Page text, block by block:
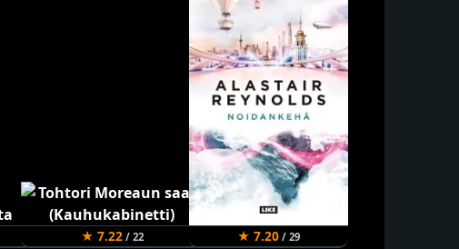
★ 7.22/ 22 ★ 7.20 / 29